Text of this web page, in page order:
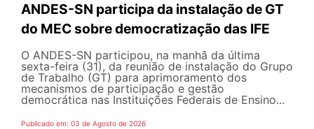
ANDES-SN participa da instalação de GT
do MEC sobre democratização das IFE
O ANDES-SN participou, na manhã da última
sexta-feira (31), da reunião de instalação do Grupo
de Trabalho (GT) para aprimoramento dos
mecanismos de participação e gestão
democrática nas Instituições Federais de Ensino...
Publicado em: 03 de Agosto de 2026